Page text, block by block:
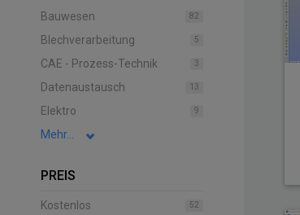
Bauwesen 82
Blechverarbeitung 5
CAE - Prozess-Technik 3
Datenaustausch 13
Elektro 9
Mehr...
PREIS
Kostenlos 52